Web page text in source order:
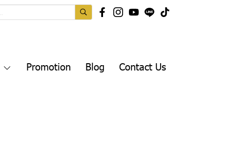
Promotion Blog Contact Us